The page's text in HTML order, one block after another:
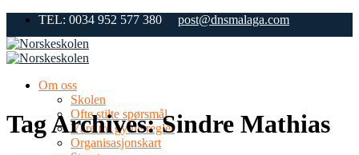
Skip
content
TEL: 0034 952 577 380 post@dnsmalaga.com
Om oss
Skolen
Ofte stilte spørsmål
Våre tre gylne regler
Organisasjonskart
Tag Archives:Sindre Mathias